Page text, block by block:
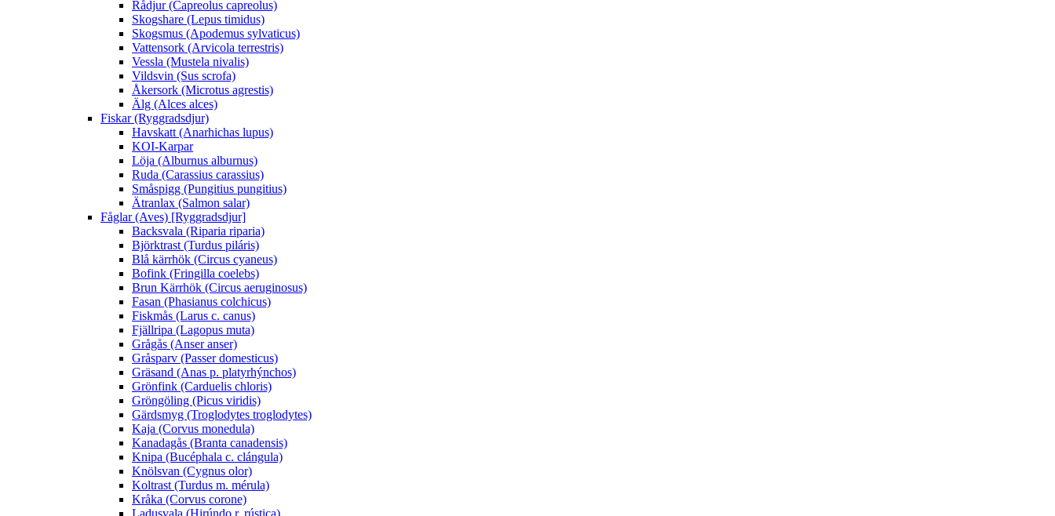
Rådjur (Capreolus capreolus)
Skogshare (Lepus timidus)
Skogsmus (Apodemus sylvaticus)
Vattensork (Arvicola terrestris)
Vessla (Mustela nivalis)
Vildsvin (Sus scrofa)
Åkersork (Microtus agrestis)
Älg (Alces alces)
Fiskar (Ryggradsdjur)
Havskatt (Anarhichas lupus)
KOI-Karpar
Löja (Alburnus alburnus)
Ruda (Carassius carassius)
Småspigg (Pungitius pungitius)
Ätranlax (Salmon salar)
Fåglar (Aves) [Ryggradsdjur]
Backsvala (Riparia riparia)
Björktrast (Turdus piláris)
Blå kärrhök (Circus cyaneus)
Bofink (Fringilla coelebs)
Brun Kärrhök (Circus aeruginosus)
Fasan (Phasianus colchicus)
Fiskmås (Larus c. canus)
Fjällripa (Lagopus muta)
Grågås (Anser anser)
Gråsparv (Passer domesticus)
Gräsand (Anas p. platyrhýnchos)
Grönfink (Carduelis chloris)
Gröngöling (Picus viridis)
Gärdsmyg (Troglodytes troglodytes)
Kaja (Corvus monedula)
Kanadagås (Branta canadensis)
Knipa (Bucéphala c. clángula)
Knölsvan (Cygnus olor)
Koltrast (Turdus m. mérula)
Kråka (Corvus corone)